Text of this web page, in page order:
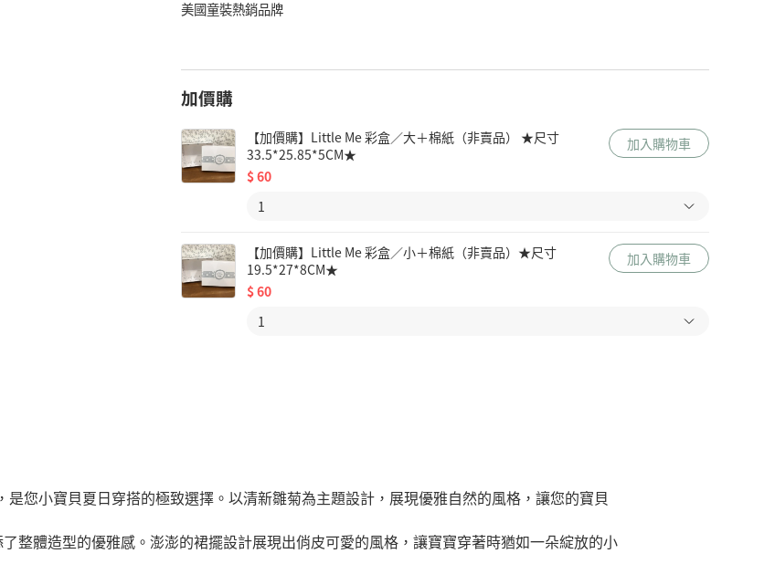
美國童裝熱銷品牌
加價購
【加價購】Little Me 彩盒／大＋棉紙（非賣品） ★尺寸
33.5*25.85*5CM★
$60
加入購物車
【加價購】Little Me 彩盒／小＋棉紙（非賣品）★尺寸
19.5*27*8CM★
$60
加入購物車
您小寶貝夏日穿搭的極致選擇。以清新雛菊為主題設計，展現優雅自然的風格，讓您的寶貝
整體造型的優雅感。澎澎的裙擺設計展現出俏皮可愛的風格，讓寶寶穿著時猶如一朵綻放的小